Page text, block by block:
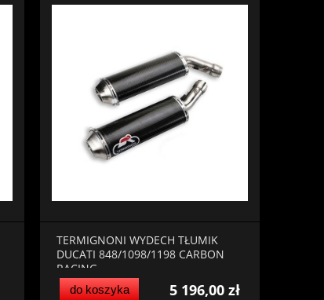
TERMIGNONI WYDECH TŁUMIK
DUCATI 848/1098/1198 CARBON
RACING
5 196,00 zł
do koszyka